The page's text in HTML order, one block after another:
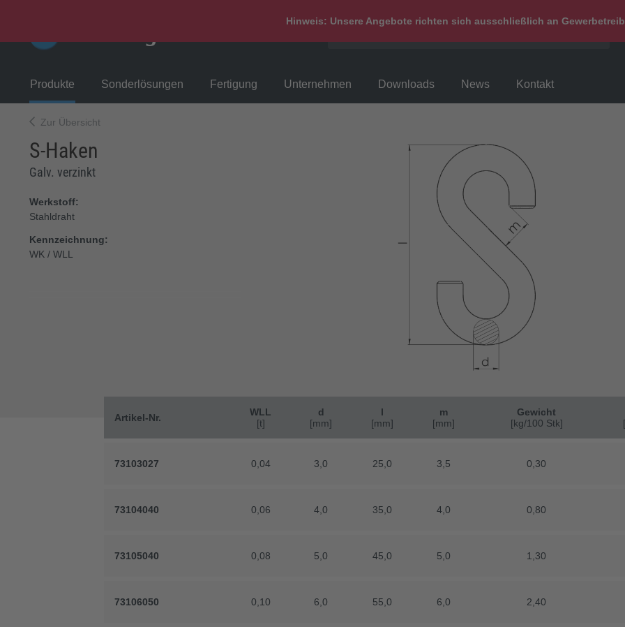
Hinweis: Unsere Angebote richten sich ausschließlich an
Produkte Sonderlösungen Fertigung Unternehmen Downloads News Kontakt
[t] [mm] [mm] [mm] [kg/100 Stk]
73103027 0,04 3,0 25,0 3,5 0,30
73104040 0,06 4,0 35,0 4,0 0,80
73105040 0,08 5,0 45,0 5,0 1,30
73106050 0,10 6,0 55,0 6,0 2,40
S-Haken
Galv. verzinkt
Werkstoff:
Stahldraht
Kennzeichnung:
WK / WLL
Zur Übersicht
Artikel-Nr.
WLL
[t]
d
[mm]
l
[mm]
m
[mm]
Gewicht
[kg/100 Stk]
73103027 0,04 3,0 25,0 3,5 0,30
73104040 0,06 4,0 35,0 4,0 0,80
73105040 0,08 5,0 45,0 5,0 1,30
73106050 0,10 6,0 55,0 6,0 2,40